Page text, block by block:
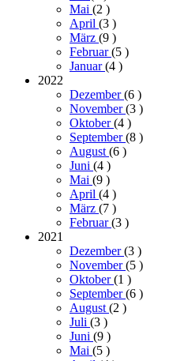
Mai (2 )
April (3 )
März (9 )
Februar(5 )
Januar(4 )
2022
Dezember(6 )
November(3 )
Oktober(4 )
September(8 )
August(6 )
Juni (4 )
Mai (9 )
April (4 )
März (7 )
Februar(3 )
2021
Dezember(3 )
November(5 )
Oktober(1 )
September(6 )
August(2 )
Juli (3 )
Juni (9 )
Mai (5 )